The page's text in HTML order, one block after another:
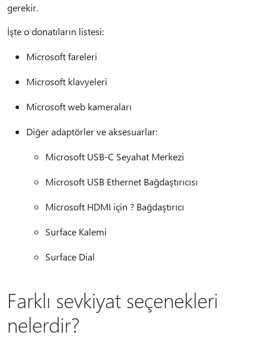
gerekir.
İşte o donatıların listesi:
Microsoft fareleri
Microsoft klavyeleri
Microsoft web kameraları
Diğer adaptörler ve aksesuarlar:
Microsoft USB-C Seyahat Merkezi
Microsoft USB Ethernet Bağdaştırıcısı
Microsoft HDMI için ? Bağdaştırıcı
Surface Kalemi
Surface Dial
Farklı sevkiyat seçenekleri
nelerdir?